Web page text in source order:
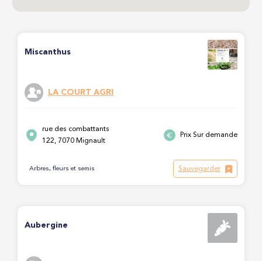
Miscanthus
LA COURT AGRI
rue des combattants
122, 7070 Mignault
Prix Sur demande
Arbres, fleurs et semis Sauvegarder
Aubergine